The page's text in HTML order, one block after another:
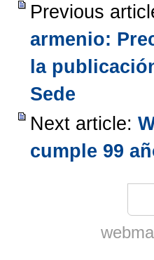
Previous
armenio:
la
Sede
Next article:
cumple 99